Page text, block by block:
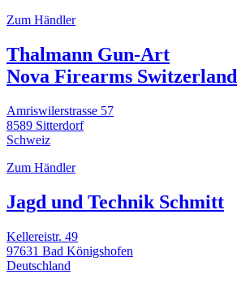
Zum Händler
Thalmann Gun-Art
Nova Firearms Switzerland
Amriswilerstrasse 57
8589 Sitterdorf
Schweiz
Zum Händler
Jagd und Technik Schmitt
Kellereistr. 49
97631 Bad Königshofen
Deutschland